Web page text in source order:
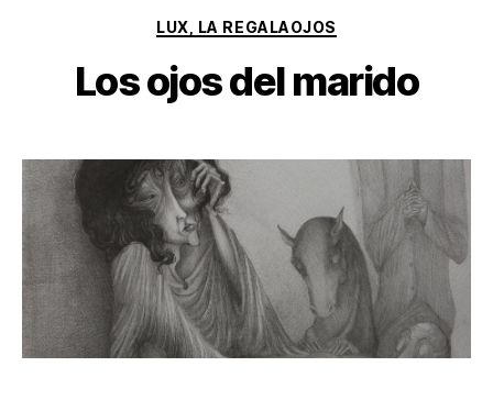
Categorías
LUX, LA REGALAOJOS
Los ojos del marido